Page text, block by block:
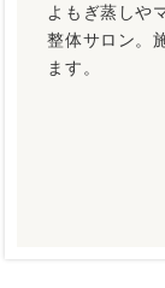
よもぎ蒸しや
整体サロン。
ます。